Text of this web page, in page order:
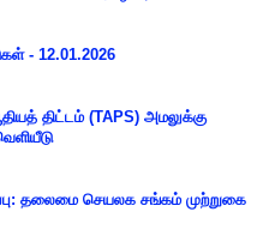
- 12.01.2026
திட்டம் (TAPS) அமலுக்கு
தலைமை செயலக சங்கம் முற்றுகை